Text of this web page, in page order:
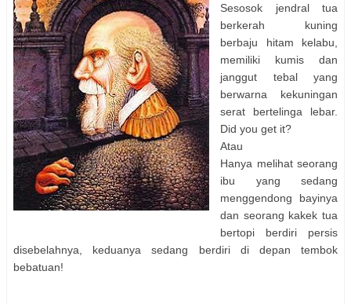
Sesosok jendral tua
berkerah kuning
berbaju hitam kelabu,
memiliki kumis dan
janggut tebal yang
berwarna kekuningan
serat bertelinga lebar.
Did you get it?
Atau
Hanya melihat seorang
ibu yang sedang
menggendong bayinya
dan seorang kakek tua
bertopi berdiri persis
disebelahnya, keduanya sedang berdiri di depan tembok
bebatuan!